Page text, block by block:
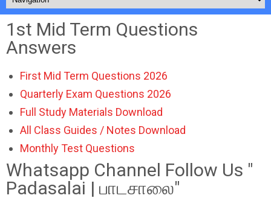
1st Mid Term Questions
Answers
First Mid Term Questions 2026
Quarterly Exam Questions 2026
Full Study Materials Download
All Class Guides / Notes Download
Monthly Test Questions
Whatsapp Channel Follow Us "
Padasalai | பாடசாலை"